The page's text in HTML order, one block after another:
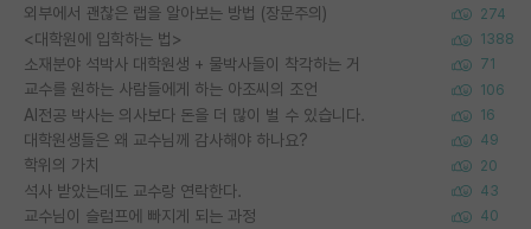
외부에서 괜찮은 랩을 알아보는 방법 (장문주의) 274
<대학원에 입학하는 법> 1388
소재분야 석박사 대학원생 + 물박사들이 착각하는 거 71
교수를 원하는 사람들에게 하는 아조씨의 조언 106
AI전공 박사는 의사보다 돈을 더 많이 벌 수 있습니다. 16
대학원생들은 왜 교수님께 감사해야 하나요? 49
학위의 가치 20
석사 받았는데도 교수랑 연락한다. 43
교수님이 슬럼프에 빠지게 되는 과정 40